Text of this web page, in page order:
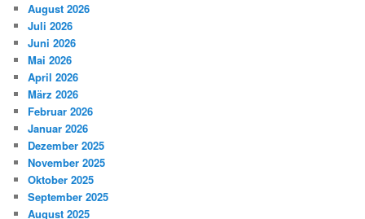
August 2026
Juli 2026
Juni 2026
Mai 2026
April 2026
März 2026
Februar 2026
Januar 2026
Dezember 2025
November 2025
Oktober 2025
September 2025
August 2025